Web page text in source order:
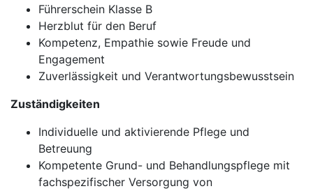
Führerschein Klasse B
Herzblut für den Beruf
Kompetenz, Empathie sowie Freude und
Engagement
Zuverlässigkeit und Verantwortungsbewusstsein
Zuständigkeiten
Individuelle und aktivierende Pflege und
Betreuung
Kompetente Grund- und Behandlungspflege mit
fachspezifischer Versorgung von